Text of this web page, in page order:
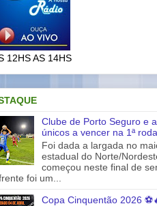
12HS AS 14HS
Clube de Porto Seguro e
únicos a vencer na 1ª
Foi dada a largada no
estadual do Norte/
começou neste final de
foi um...
Copa Cinquentão 2026